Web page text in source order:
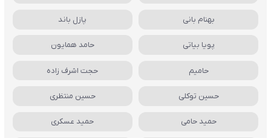
بهنام بانی پازل باند
پویا بیاتی حامد همایون
حامیم حجت اشرف زاده
حسین توکلی حسین منتظری
حمید حامی حمید عسکری